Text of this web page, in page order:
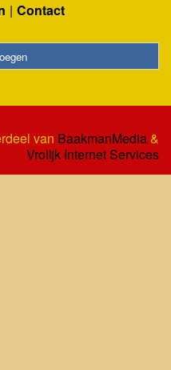
Contact
van BaakmanMedia&
Vrolijk Internet Services